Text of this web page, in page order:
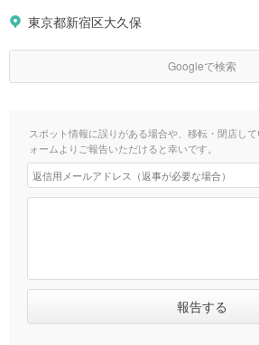
東京都新宿区大久保
Googleで検索
スポット情報に誤りがある場合や、移転・閉店し
ォームよりご報告いただけると幸いです。